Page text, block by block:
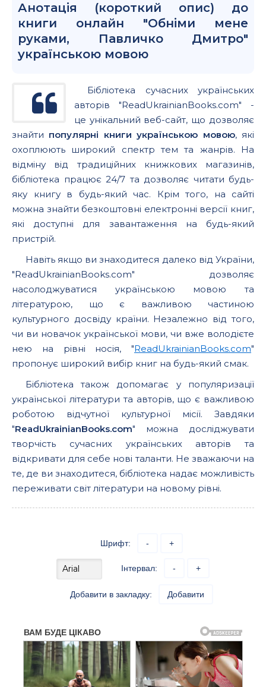
Анотація (короткий опис) до
книги онлайн "Обніми мене
руками, Павличко Дмитро"
українською мовою
Бібліотека сучасних українських
авторів "ReadUkrainianBooks.com" -
це унікальний веб-сайт, що дозволяє
знайти популярні книги українською мовою, які
охоплюють широкий спектр тем та жанрів. На
відміну від традиційних книжкових магазинів,
бібліотека працює 24/7 та дозволяє читати будь-
яку книгу в будь-який час. Крім того, на сайті
можна знайти безкоштовні електронні версії книг,
які доступні для завантаження на будь-який
пристрій.
Навіть якщо ви знаходитеся далеко від України,
"ReadUkrainianBooks.com" дозволяє
насолоджуватися українською мовою та
літературою, що є важливою частиною
культурного досвіду країни. Незалежно від того,
чи ви новачок української мови, чи вже володієте
нею на рівні носія, "ReadUkrainianBooks.com"
пропонує широкий вибір книг на будь-який смак.
Бібліотека також допомагає у популяризації
української літератури та авторів, що є важливою
роботою відчутної культурної місії. Завдяки
"ReadUkrainianBooks.com" можна досліджувати
творчість сучасних українських авторів та
відкривати для себе нові таланти. Не зважаючи на
те, де ви знаходитеся, бібліотека надає можливість
переживати світ літератури на новому рівні.
Шрифт: - +
Інтервал: - +
Добавити в закладку: Добавити